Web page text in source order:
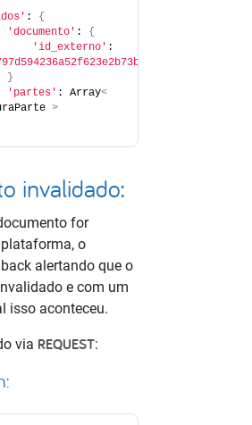
: {
'documento' : {
'id_externo'
}
'partes' : Array<
>
invalidado:
for
o
alertando que o
e com um
isso aconteceu.
via REQUEST: